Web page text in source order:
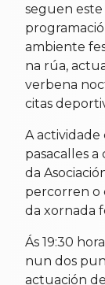
seguen
ambiente
na rúa,
verbena
citas
A actividade
pasacalles
da
percorren o
da xornada
Ás 19:30
nun dos
actuación